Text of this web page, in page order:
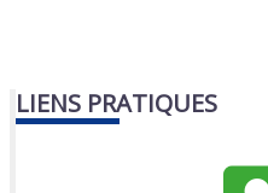
LIENS PRATIQUES